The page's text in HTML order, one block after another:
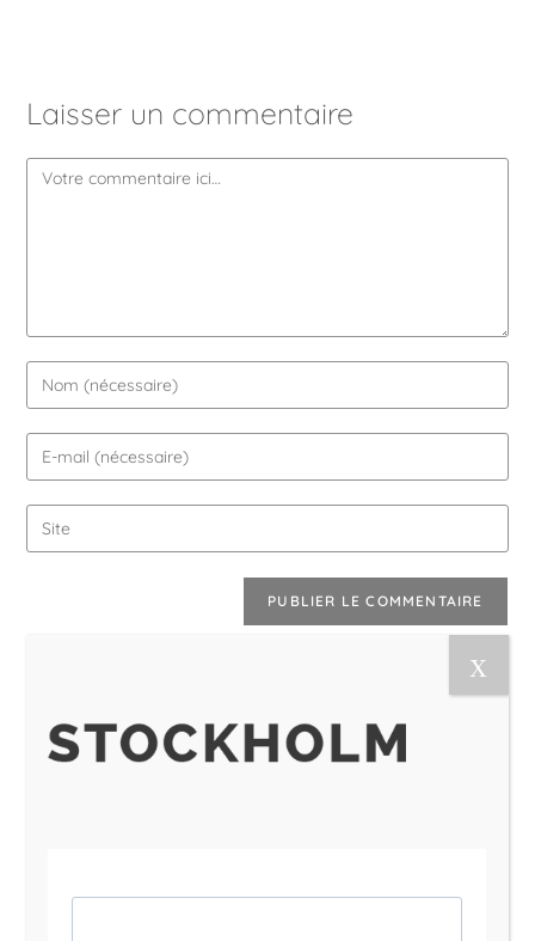
Laisser un commentaire
Je suis Evy, Naturopathe spécialisée dans
l’accompagnement des femmes en préménopause et